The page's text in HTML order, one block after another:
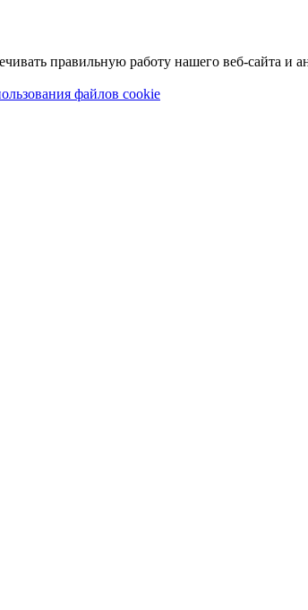
правильную работу нашего веб-сайта и
файлов cookie